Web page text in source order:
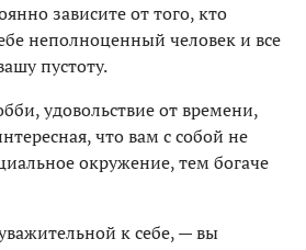
зависите от того, кто
неполноценный человек и все
пустоту.
удовольствие от времени,
что вам с собой не
окружение, тем богаче
к себе, — вы